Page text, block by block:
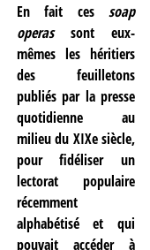
En fait cessoap
operassont eux-
mêmes les héritiers
des feuilletons
publiés par la presse
quotidienne au
milieu du XIXe siècle,
pour fidéliser un
lectorat populaire
récemment
alphabétisé et qui
pouvait accéder à